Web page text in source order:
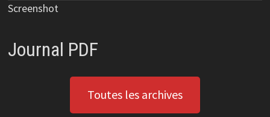
Screenshot
Journal PDF
Toutes les archives